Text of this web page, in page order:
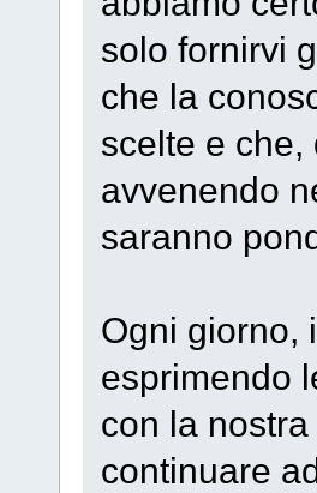
solo fornirvi
che la
scelte e che,
avvenendo
saranno
Ogni giorno,
esprimendo
con la
continuare